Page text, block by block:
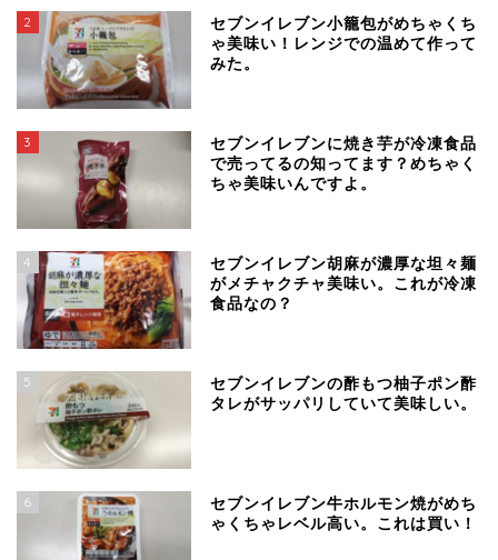
2
セブンイレブン小籠包がめちゃくち
ゃ美味い！レンジでの温めて作って
みた。
3
セブンイレブンに焼き芋が冷凍食品
で売ってるの知ってます？めちゃく
ちゃ美味いんですよ。
4
セブンイレブン胡麻が濃厚な坦々麺
がメチャクチャ美味い。これが冷凍
食品なの？
5
セブンイレブンの酢もつ柚子ポン酢
タレがサッパリしていて美味しい。
6
セブンイレブン牛ホルモン焼がめち
ゃくちゃレベル高い。これは買い！